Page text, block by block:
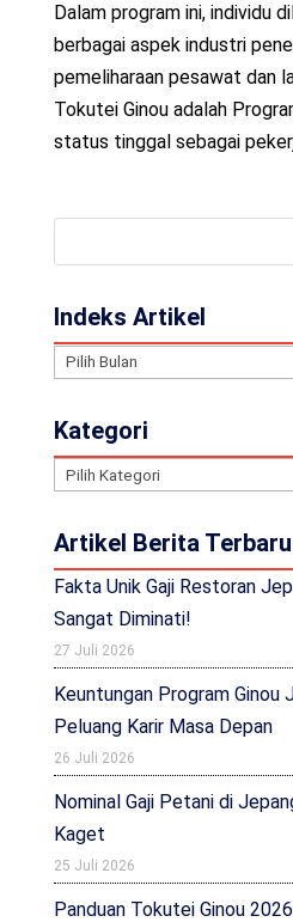
Dalam program ini, individu
berbagai aspek industri
pemeliharaan pesawat dan
Tokutei Ginou adalah
status tinggal sebagai
Indeks Artikel
Indeks
Kategori
Kategori
Artikel Berita Terbaru
Fakta Unik Gaji Restoran
Sangat Diminati!
27 Juli 2026
Keuntungan Program Ginou
Peluang Karir Masa Depan
26 Juli 2026
Nominal Gaji Petani di
Kaget
25 Juli 2026
Panduan Tokutei Ginou